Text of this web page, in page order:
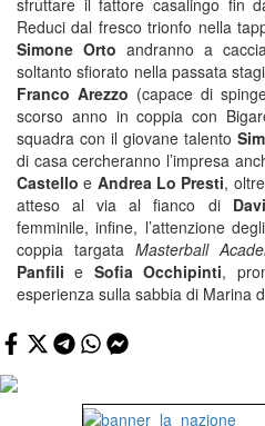
sfruttare il fattore casalingo fin
Reduci dal fresco trionfo nella
Simone Orto andranno a
soltanto sfiorato nella passata
Franco Arezzo (capace di
scorso anno in coppia con
squadra con il giovane talento
di casa cercheranno l’impresa
Castello e Andrea Lo Presti,
atteso al via al fianco di
femminile, infine, l’attenzione
coppia targata Masterball
Panfili e Sofia Occhipinti,
esperienza sulla sabbia di Marina